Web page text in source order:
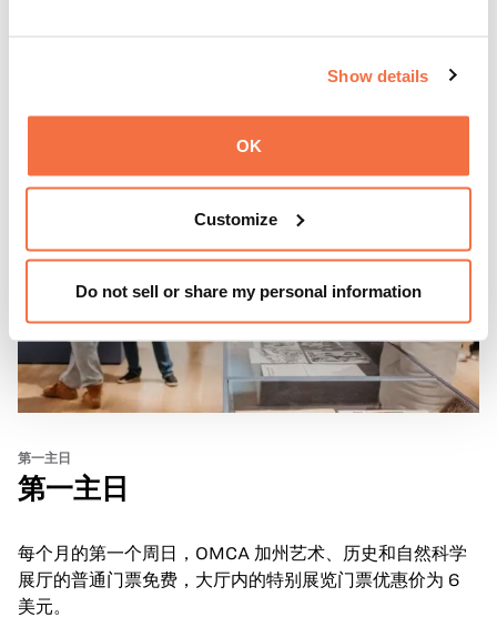
Show details
OK
Customize
Do not sell or share my personal information
第一主日
第一主日
每个月的第一个周日，OMCA 加州艺术、历史和自然科学
展厅的普通门票免费，大厅内的特别展览门票优惠价为 6
美元。